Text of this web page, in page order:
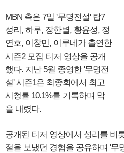
MBN 측은 7일 '무명전설' 탑7
성리, 하루, 장한별, 황윤성, 정
연호, 이창민, 이루네가 출연한
시즌2 모집 티저 영상을 공개
했다. 지난 5월 종영한 '무명전
설' 시즌1은 최종회에서 최고
시청률 10.1%를 기록하며 막
을 내렸다.
공개된 티저 영상에서 성리를 비
절을 보냈던 경험을 공유하며 '무